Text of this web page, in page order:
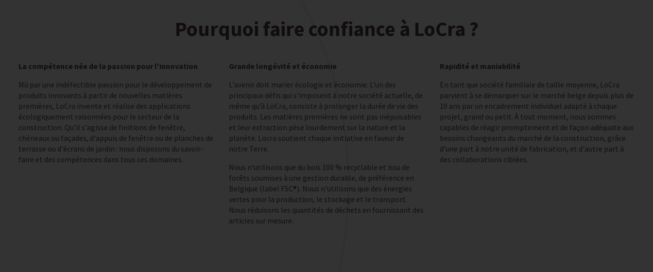
Pourquoi faire confiance à LoCra ?
La compétence née de la passion pour l'innovation
Mû par une indéfectible passion pour le développement de
produits innovants à partir de nouvelles matières
premières, LoCra invente et réalise des applications
écologiquement raisonnées pour le secteur de la
construction. Qu'il s'agisse de finitions de fenêtre,
chéneaux ou façades, d'appuis de fenêtre ou de planches de
terrasse ou d'écrans de jardin : nous disposons du savoir-
faire et des compétences dans tous ces domaines.
Grande longévité et économie
L'avenir doit marier écologie et économie. L'un des
principaux défis qui s'imposent à notre société actuelle, de
même qu’à LoCra, consiste à prolonger la durée de vie des
produits. Les matières premières ne sont pas inépuisables
et leur extraction pèse lourdement sur la nature et la
planète. Locra soutient chaque initiative en faveur de
notre Terre.
Nous n'utilisons que du bois 100 % recyclable et issu de
forêts soumises à une gestion durable, de préférence en
Belgique (label FSC®). Nous n'utilisons que des énergies
vertes pour la production, le stockage et le transport.
Nous réduisons les quantités de déchets en fournissant des
articles sur mesure.
Rapidité et maniabilité
En tant que société familiale de taille moyenne, LoCra
parvient à se démarquer sur le marché belge depuis plus de
10 ans par un encadrement individuel adapté à chaque
projet, grand ou petit. À tout moment, nous sommes
capables de réagir promptement et de façon adéquate aux
besoins changeants du marché de la construction, grâce
d'une part à notre unité de fabrication, et d'autre part à
des collaborations ciblées.